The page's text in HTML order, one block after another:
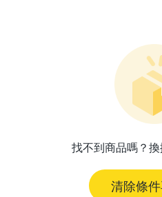
找不到商品嗎？換
清除條